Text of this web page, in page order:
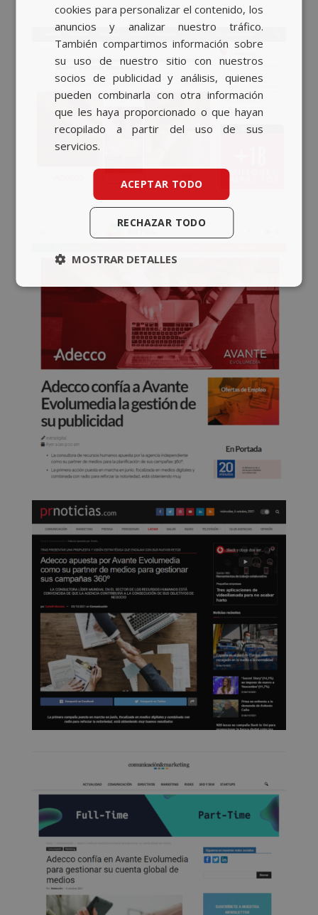
cookies para personalizar el contenido, los
anuncios y analizar nuestro tráfico.
También compartimos información sobre
su uso de nuestro sitio con nuestros
socios de publicidad y análisis, quienes
pueden combinarla con otra información
que les haya proporcionado o que hayan
recopilado a partir del uso de sus
servicios.
ACEPTAR TODO
RECHAZAR TODO
MOSTRAR DETALLES